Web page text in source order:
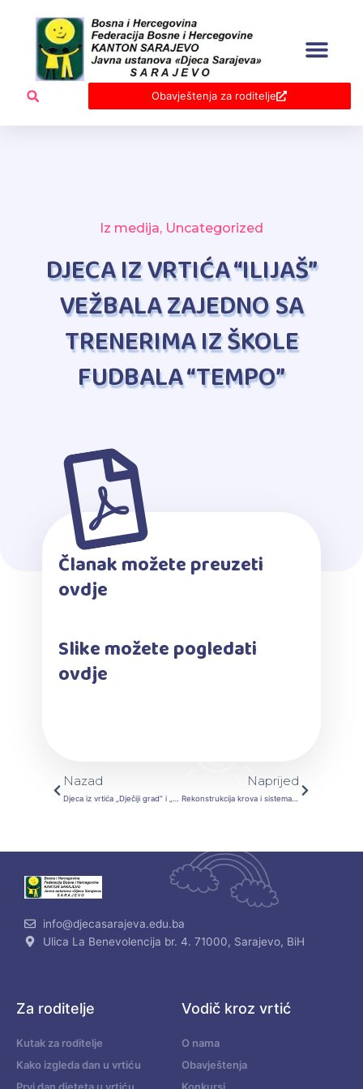
content
Obavještenja za roditelje
Iz medija, Uncategorized
DJECA IZ VRTIĆA “ILIJAŠ”
VEŽBALA ZAJEDNO SA
TRENERIMA IZ ŠKOLE
FUDBALA “TEMPO”
Članak možete preuzeti
ovdje
Slike možete pogledati
ovdje
Prev
Nazad
Djeca iz vrtića „Dječiji grad“ i „Slavuj“ su učestvovali u programu povodom otvaranja odjeljenja pedijatrije opće bolnice „pri. dr. Abdulah Nakaš“ u Sarajevu
Naprijed
Rekonstrukcija krova i sistema grijanja u vrtiću „Biseri“
info@djecasarajeva.edu.ba
Ulica La Benevolencija br. 4. 71000, Sarajevo, BiH
Za roditelje
Kutak za roditelje
Kako izgleda dan u vrtiću
Prvi dan djeteta u vrtiću
Vodič kroz vrtić
O nama
Obavještenja
Konkursi